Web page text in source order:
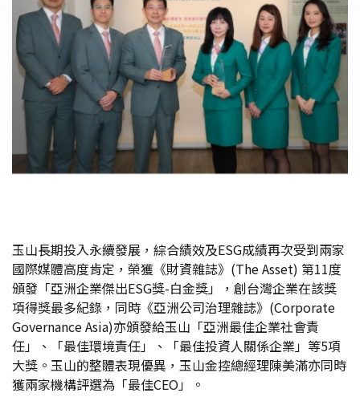
玉山長期投入永續發展，綜合績效及ESG成績再次受到兩家
國際媒體高度肯定，榮獲《財資雜誌》(The Asset) 第11度
頒發「亞洲企業傑出ESG獎-白金獎」，創台灣企業在該獎
項得獎最多紀錄，同時《亞洲公司治理雜誌》(Corporate
Governance Asia)亦頒發給玉山「亞洲最佳企業社會責
任」、「最佳環境責任」、「最佳投資人關係企業」等5項
大獎。玉山的整體表現優異，玉山金控總經理陳美滿亦同時
獲兩家機構評選為「最佳CEO」。